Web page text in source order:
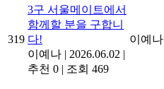
319
3구 서울메이트에서
함께할 분을 구합니
다!
이예나 | 2026.06.02 |
추천 0 | 조회 469
이예나